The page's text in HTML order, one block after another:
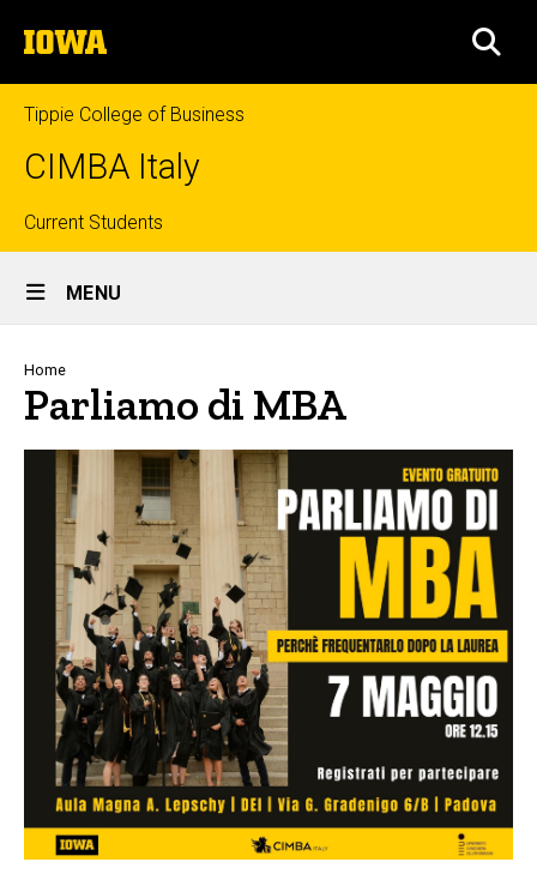
to
content
The
University
of
Iowa
Tippie College of Business
CIMBA Italy
Top
links
Current Students
Site
Main
Navigation
MENU
Breadcrumb
Home
Parliamo di MBA